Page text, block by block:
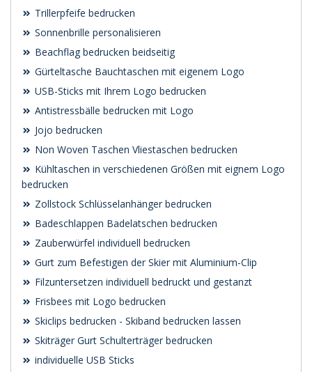
Trillerpfeife bedrucken
Sonnenbrille personalisieren
Beachflag bedrucken beidseitig
Gürteltasche Bauchtaschen mit eigenem Logo
USB-Sticks mit Ihrem Logo bedrucken
Antistressbälle bedrucken mit Logo
Jojo bedrucken
Non Woven Taschen Vliestaschen bedrucken
Kühltaschen in verschiedenen Größen mit eignem Logo
bedrucken
Zollstock Schlüsselanhänger bedrucken
Badeschlappen Badelatschen bedrucken
Zauberwürfel individuell bedrucken
Gurt zum Befestigen der Skier mit Aluminium-Clip
Filzuntersetzen individuell bedruckt und gestanzt
Frisbees mit Logo bedrucken
Skiclips bedrucken - Skiband bedrucken lassen
Skiträger Gurt Schulterträger bedrucken
individuelle USB Sticks